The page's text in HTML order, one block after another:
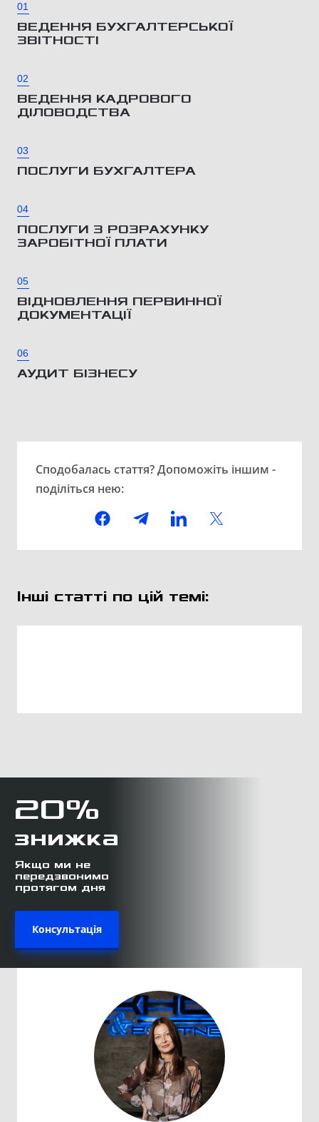
01
ВЕДЕННЯ БУХГАЛТЕРСЬКОЇ
ЗВІТНОСТІ
02
ВЕДЕННЯ КАДРОВОГО
ДІЛОВОДСТВА
03
ПОСЛУГИ БУХГАЛТЕРА
04
ПОСЛУГИ З РОЗРАХУНКУ
ЗАРОБІТНОЇ ПЛАТИ
05
ВІДНОВЛЕННЯ ПЕРВИННОЇ
ДОКУМЕНТАЦІЇ
06
АУДИТ БІЗНЕСУ
Сподобалась стаття? Допоможіть іншим -
поділіться нею:
Інші статті по цій темі:
20%
знижка
Якщо ми не
передзвонимо
протягом дня
Консультація